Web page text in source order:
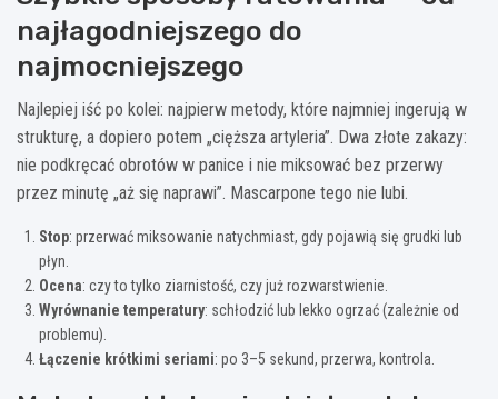
najłagodniejszego do
najmocniejszego
Najlepiej iść po kolei: najpierw metody, które najmniej ingerują w
strukturę, a dopiero potem „cięższa artyleria”. Dwa złote zakazy:
nie podkręcać obrotów w panice i nie miksować bez przerwy
przez minutę „aż się naprawi”. Mascarpone tego nie lubi.
Stop: przerwać miksowanie natychmiast, gdy pojawią się grudki lub
płyn.
Ocena: czy to tylko ziarnistość, czy już rozwarstwienie.
Wyrównanie temperatury: schłodzić lub lekko ogrzać (zależnie od
problemu).
Łączenie krótkimi seriami: po 3–5 sekund, przerwa, kontrola.